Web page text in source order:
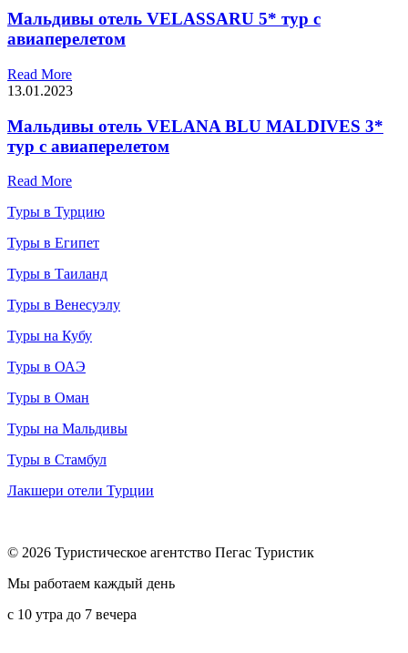
Мальдивы отель VELASSARU 5* тур с
авиаперелетом
Read More
13.01.2023
Мальдивы отель VELANA BLU MALDIVES 3*
тур с авиаперелетом
Read More
Туры в Турцию
Туры в Египет
Туры в Таиланд
Туры в Венесуэлу
Туры на Кубу
Туры в ОАЭ
Туры в Оман
Туры на Мальдивы
Туры в Стамбул
Лакшери отели Турции
© 2026 Туристическое агентство Пегас Туристик
Мы работаем каждый день
с 10 утра до 7 вечера